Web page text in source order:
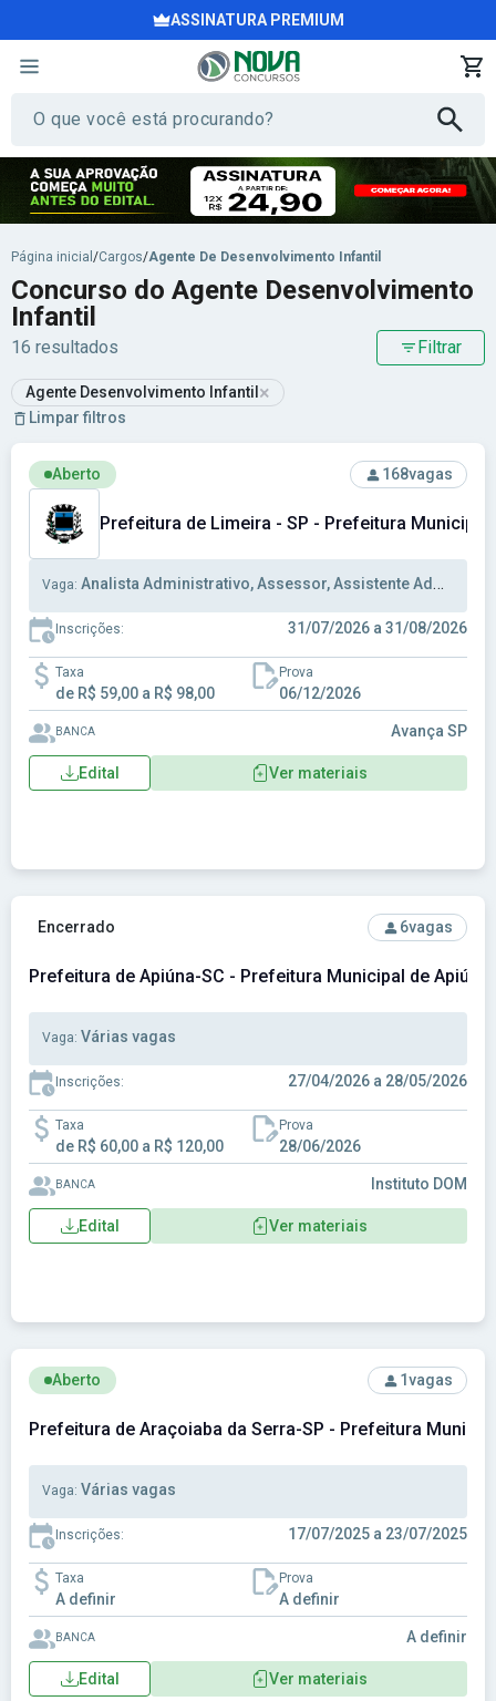
ASSINATURA PREMIUM
Página inicial /Cargos/Agente De Desenvolvimento Infantil
Concurso do Agente Desenvolvimento
Infantil
16 resultados Filtrar
Agente Desenvolvimento Infantil ×
Limpar filtros
Ver concurso: Prefeitura de Limeira - SP - Prefeitura
Aberto 168vagas
Prefeitura de Limeira - SP - Prefeitura Municipal
Vaga: Analista Administrativo, Assessor, Assistente Administrativo
Inscrições: 31/07/2026 a 31/08/2026
Taxa
de R$ 59,00 a R$ 98,00
Prova
06/12/2026
BANCA Avança SP
Edital Ver materiais
Ver concurso: Prefeitura de Apiúna-SC - Prefeitura
Encerrado 6vagas
Prefeitura de Apiúna-SC - Prefeitura Municipal de
Vaga: Várias vagas
Inscrições: 27/04/2026 a 28/05/2026
Taxa
de R$ 60,00 a R$ 120,00
Prova
28/06/2026
BANCA Instituto DOM
Edital Ver materiais
Ver concurso: Prefeitura de Araçoiaba da Serra-SP -
Aberto 1vagas
Prefeitura de Araçoiaba da Serra-SP - Prefeitura
Vaga: Várias vagas
Inscrições: 17/07/2025 a 23/07/2025
Taxa
A definir
Prova
A definir
BANCA A definir
Edital Ver materiais